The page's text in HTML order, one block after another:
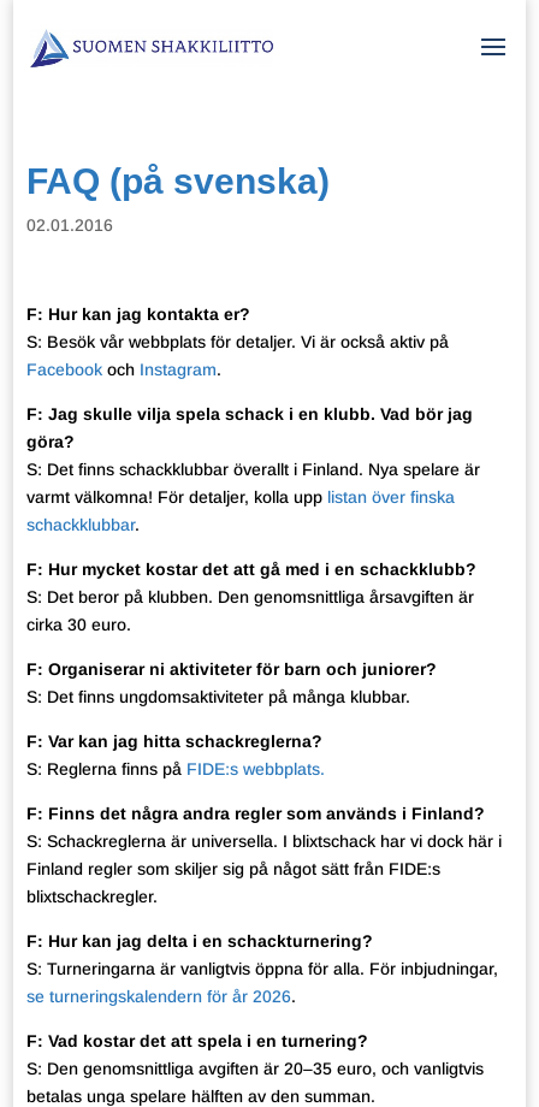
FAQ (på svenska)
02.01.2016
F: Hur kan jag kontakta er?
S: Besök vår webbplats för detaljer. Vi är också aktiv på
Facebook och Instagram.
F: Jag skulle vilja spela schack i en klubb. Vad bör jag
göra?
S: Det finns schackklubbar överallt i Finland. Nya spelare är
varmt välkomna! För detaljer, kolla upp listan över finska
schackklubbar.
F: Hur mycket kostar det att gå med i en schackklubb?
S: Det beror på klubben. Den genomsnittliga årsavgiften är
cirka 30 euro.
F: Organiserar ni aktiviteter för barn och juniorer?
S: Det finns ungdomsaktiviteter på många klubbar.
F: Var kan jag hitta schackreglerna?
S: Reglerna finns på FIDE:s webbplats.
F: Finns det några andra regler som används i Finland?
S: Schackreglerna är universella. I blixtschack har vi dock här i
Finland regler som skiljer sig på något sätt från FIDE:s
blixtschackregler.
F: Hur kan jag delta i en schackturnering?
S: Turneringarna är vanligtvis öppna för alla. För inbjudningar,
se turneringskalendern för år 2026.
F: Vad kostar det att spela i en turnering?
S: Den genomsnittliga avgiften är 20–35 euro, och vanligtvis
betalas unga spelare hälften av den summan.